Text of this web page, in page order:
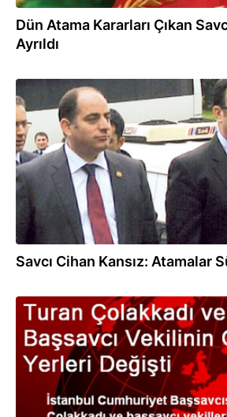
Dün Atama Kararları Çıkan
Ayrıldı
16.01.2014
Savcı Cihan Kansız: Atamalar
16.01.2014